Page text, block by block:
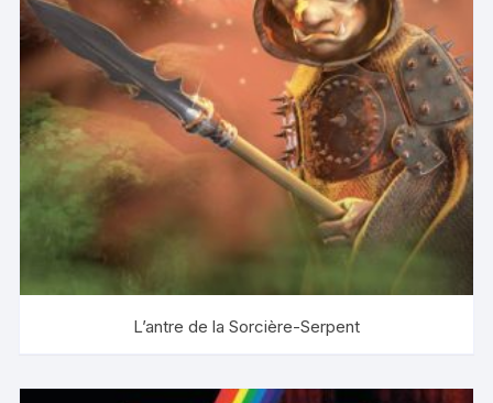
L’antre de la Sorcière-Serpent